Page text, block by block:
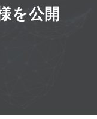
を公開